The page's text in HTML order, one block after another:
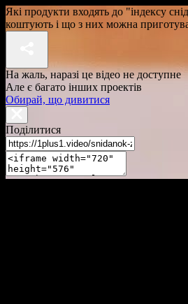
Які продукти входять до "індексу
коштують і що з них можна
На жаль, наразі це відео не доступне
Але є багато інших проектів
Обирай, що дивитися
Поділитися